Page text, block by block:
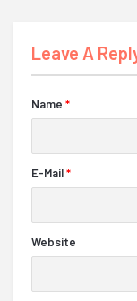
Leave A
Name *
E-Mail*
Website